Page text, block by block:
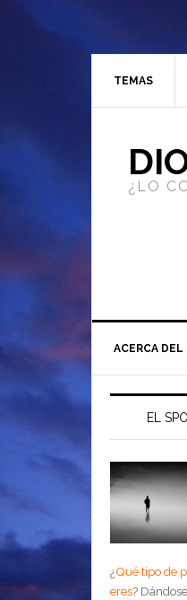
TEMAS
¿LO
ACERCA DEL
EL
¿Qué tipo de
eres?